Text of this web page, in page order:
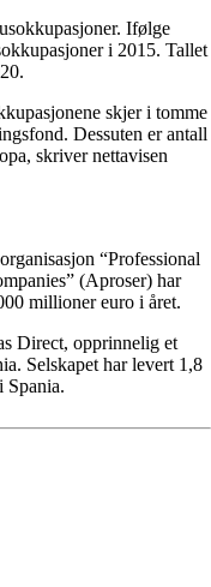
Ifølge
i 2015. Tallet
skjer i tomme
Dessuten er antall
skriver nettavisen
“Professional
(Aproser) har
millioner euro i året.
Direct, opprinnelig et
Selskapet har levert 1,8
Spania.